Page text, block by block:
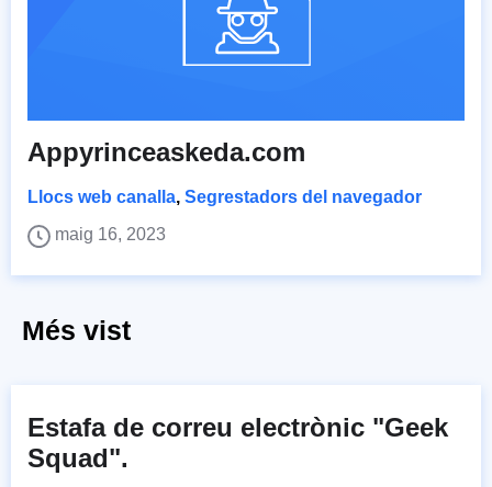
Appyrinceaskeda.com
Llocs web canalla, Segrestadors del navegador
maig 16, 2023
Més vist
Estafa de correu electrònic "Geek
Squad".